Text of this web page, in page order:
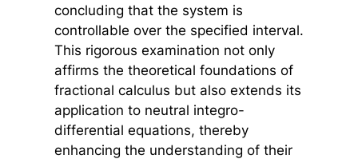
concluding that the system is
controllable over the specified interval.
This rigorous examination not only
affirms the theoretical foundations of
fractional calculus but also extends its
application to neutral integro-
differential equations, thereby
enhancing the understanding of their